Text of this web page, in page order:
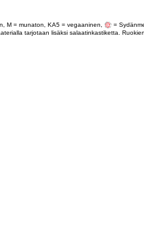
M = munaton, KA5 = vegaaninen,
=
tarjotaan lisäksi salaatinkastiketta.